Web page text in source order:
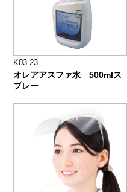
K03-23
オレアアスファ水 500mlス
プレー